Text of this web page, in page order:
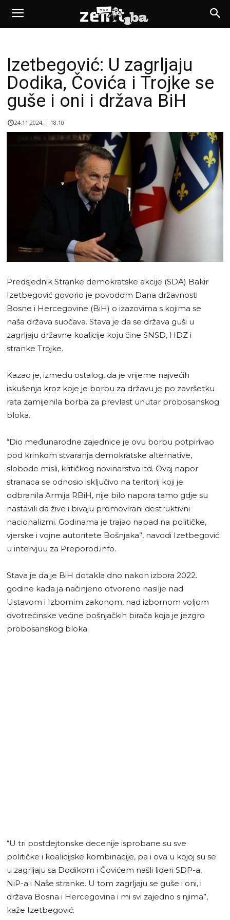
Izetbegović: U zagrljaju
Dodika, Čovića i Trojke se
guše i oni i država BiH
24.11.2024. | 18:10
Predsjednik Stranke demokratske akcije (SDA) Bakir
Izetbegović govorio je povodom Dana državnosti
Bosne i Hercegovine (BiH) o izazovima s kojima se
naša država suočava. Stava je da se država guši u
zagrljaju državne koalicije koju čine SNSD, HDZ i
stranke Trojke.
Kazao je, između ostalog, da je vrijeme najvećih
iskušenja kroz koje je borbu za državu je po završetku
rata zamijenila borba za prevlast unutar probosanskog
bloka.
“Dio međunarodne zajednice je ovu borbu potpirivao
pod krinkom stvaranja demokratske alternative,
slobode misli, kritičkog novinarstva itd. Ovaj napor
stranaca se odnosio isključivo na teritorij koji je
odbranila Armija RBiH, nije bilo napora tamo gdje su
nastavili da žive i bivaju promovirani destruktivni
nacionalizmi. Godinama je trajao napad na političke,
vjerske i vojne autoritete Bošnjaka”, navodi Izetbegović
u intervjuu za Preporod.info.
Stava je da je BiH dotakla dno nakon izbora 2022.
godine kada ja načinjeno otvoreno nasilje nad
Ustavom i Izbornim zakonom, nad izbornom voljom
dvotrećinske većine bošnjačkih birača koja je jezgro
probosanskog bloka.
“U tri postdejtonske decenije isprobane su sve
političke i koalicijske kombinacije, pa i ova u kojoj su se
u zagrljaju sa Dodikom i Čovićem našli lideri SDP-a,
NiP-a i Naše stranke. U tom zagrljaju se guše i oni, i
država Bosna i Hercegovina i mi svi zajedno s njima”,
kaže Izetbegović.